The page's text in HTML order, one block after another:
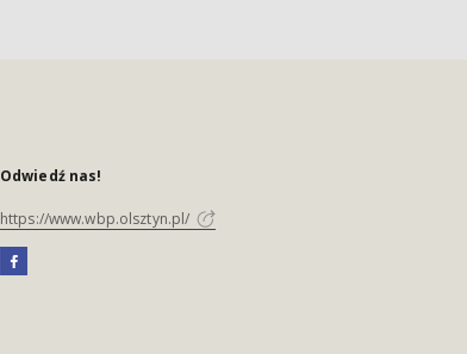
Odwiedź nas!
https://www.wbp.olsztyn.pl/